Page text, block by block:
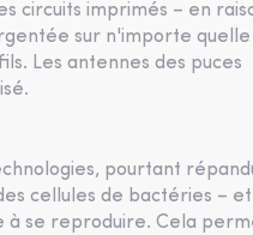
circuits imprimés – en
sur n'importe quelle
Les antennes des puces
pourtant
cellules de bactéries – et
à se reproduire. Cela